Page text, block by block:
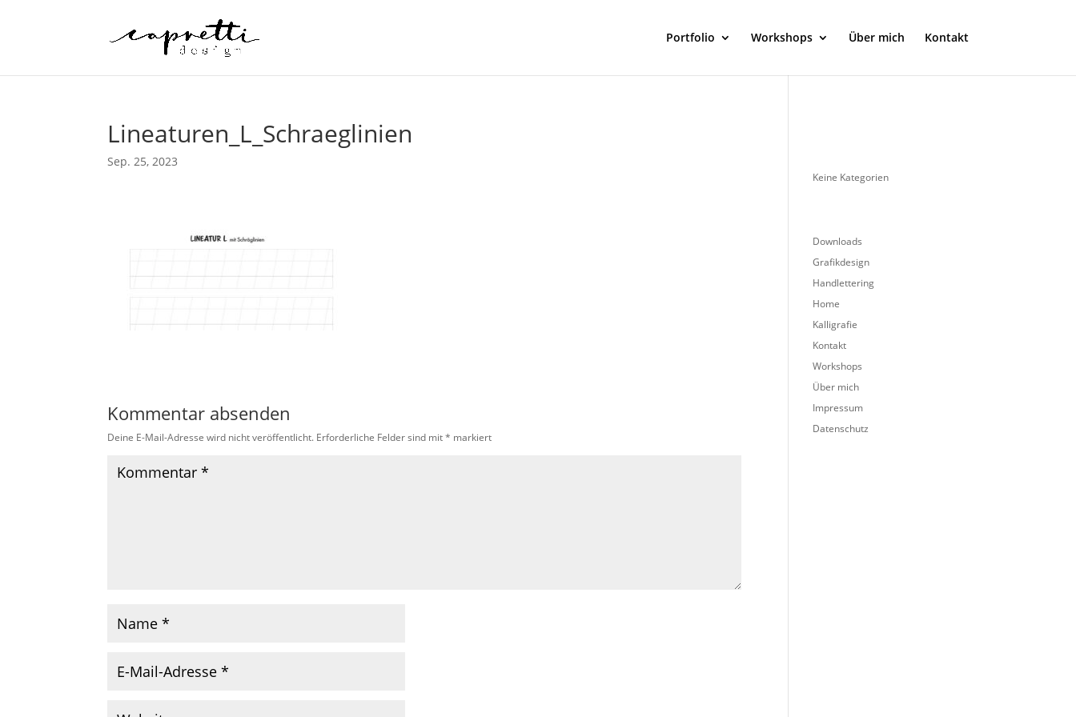
Portfolio Workshops Über mich Kontakt
Lineaturen_L_Schraeglinien
Sep. 25, 2023
Kommentar absenden
Deine E-Mail-Adresse wird nicht veröffentlicht. Erforderliche Felder sind mit* markiert
Keine Kategorien
Downloads
Grafikdesign
Handlettering
Home
Kalligrafie
Kontakt
Workshops
Über mich
Impressum
Datenschutz